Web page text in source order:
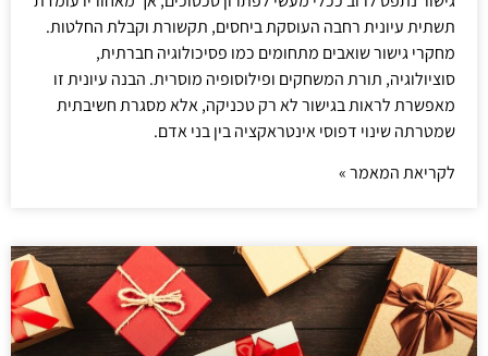
תשתית עיונית רחבה העוסקת ביחסים, תקשורת וקבלת החלטות.
מחקרי גישור שואבים מתחומים כמו פסיכולוגיה חברתית,
סוציולוגיה, תורת המשחקים ופילוסופיה מוסרית. הבנה עיונית זו
מאפשרת לראות בגישור לא רק טכניקה, אלא מסגרת חשיבתית
שמטרתה שינוי דפוסי אינטראקציה בין בני אדם.
לקריאת המאמר »